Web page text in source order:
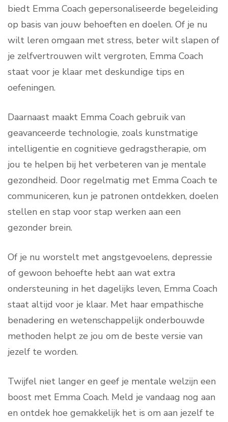
biedt Emma Coach gepersonaliseerde begeleiding
op basis van jouw behoeften en doelen. Of je nu
wilt leren omgaan met stress, beter wilt slapen of
je zelfvertrouwen wilt vergroten, Emma Coach
staat voor je klaar met deskundige tips en
oefeningen.
Daarnaast maakt Emma Coach gebruik van
geavanceerde technologie, zoals kunstmatige
intelligentie en cognitieve gedragstherapie, om
jou te helpen bij het verbeteren van je mentale
gezondheid. Door regelmatig met Emma Coach te
communiceren, kun je patronen ontdekken, doelen
stellen en stap voor stap werken aan een
gezonder brein.
Of je nu worstelt met angstgevoelens, depressie
of gewoon behoefte hebt aan wat extra
ondersteuning in het dagelijks leven, Emma Coach
staat altijd voor je klaar. Met haar empathische
benadering en wetenschappelijk onderbouwde
methoden helpt ze jou om de beste versie van
jezelf te worden.
Twijfel niet langer en geef je mentale welzijn een
boost met Emma Coach. Meld je vandaag nog aan
en ontdek hoe gemakkelijk het is om aan jezelf te